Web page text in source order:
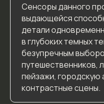
Сенсоры данного
выдающейся
детали
в глубоких темных
безупречным
путешественников,
пейзажи, городскую
контрастные сцены.
Политика обработки
Отправить
ВЕРСИЯ ДЛЯ